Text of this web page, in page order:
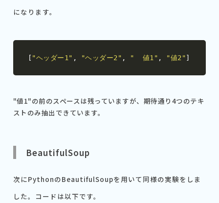
になります。
[ "ヘッダー1" , "ヘッダー2" , "  値1" , "値2"]
"値1"の前のスペースは残っていますが、期待通り4つのテキ
ストのみ抽出できています。
BeautifulSoup
次にPythonのBeautifulSoupを用いて同様の実験をしま
した。コードは以下です。